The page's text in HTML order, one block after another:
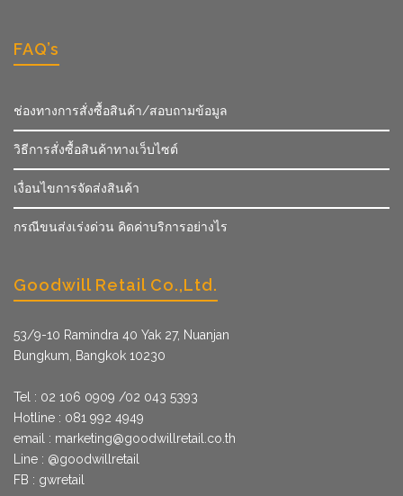
FAQ’s
ช่องทางการสั่งซื้อสินค้า/สอบถามข้อมูล
วิธีการสั่งซื้อสินค้าทางเว็บไซต์
เงื่อนไขการจัดส่งสินค้า
กรณีขนส่งเร่งด่วน คิดค่าบริการอย่างไร
Goodwill Retail Co.,Ltd.
53/9­-10 Ramindra 40 Yak 27, Nuanjan
Bungkum, Bangkok 10230
Tel : 02 106 0909 /02 043 5393
Hotline : 081 992 4949
email : marketing@goodwillretail.co.th
Line : @goodwillretail
FB : gwretail